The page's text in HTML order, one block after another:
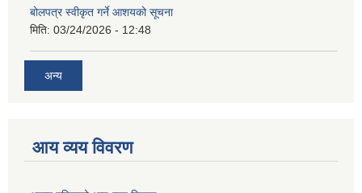
बोलपत्र स्वीकृत गर्ने आशयको सूचना
मिति: 03/24/2026 - 12:48
अन्य
आय व्यय विवरण